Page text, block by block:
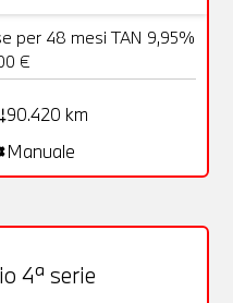
per 48 mesi TAN 9,95%
€
90.420 km
Manuale
4ª serie